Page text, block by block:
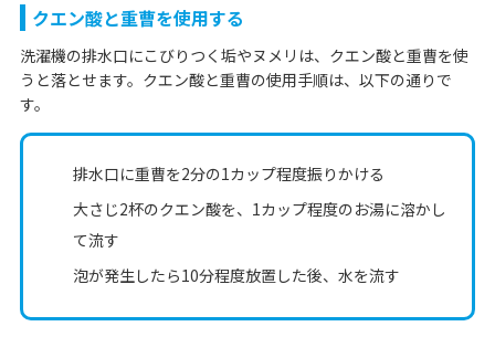
クエン酸と重曹を使用する
洗濯機の排水口にこびりつく垢やヌメリは、クエン酸と重曹を使
うと落とせます。クエン酸と重曹の使用手順は、以下の通りで
す。
排水口に重曹を2分の1カップ程度振りかける
大さじ2杯のクエン酸を、1カップ程度のお湯に溶かし
て流す
泡が発生したら10分程度放置した後、水を流す